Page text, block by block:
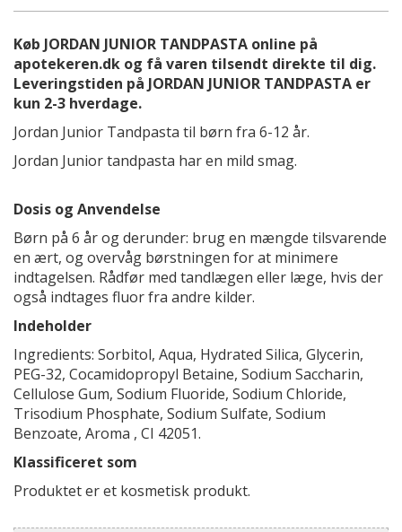
Køb JORDAN JUNIOR TANDPASTA online på
apotekeren.dk og få varen tilsendt direkte til dig.
Leveringstiden på JORDAN JUNIOR TANDPASTA er
kun 2-3 hverdage.
Jordan Junior Tandpasta til børn fra 6-12 år.
Jordan Junior tandpasta har en mild smag.
Dosis og Anvendelse
Børn på 6 år og derunder: brug en mængde tilsvarende
en ært, og overvåg børstningen for at minimere
indtagelsen. Rådfør med tandlægen eller læge, hvis der
også indtages fluor fra andre kilder.
Indeholder
Ingredients: Sorbitol, Aqua, Hydrated Silica, Glycerin,
PEG-32, Cocamidopropyl Betaine, Sodium Saccharin,
Cellulose Gum, Sodium Fluoride, Sodium Chloride,
Trisodium Phosphate, Sodium Sulfate, Sodium
Benzoate, Aroma , CI 42051.
Klassificeret som
Produktet er et kosmetisk produkt.